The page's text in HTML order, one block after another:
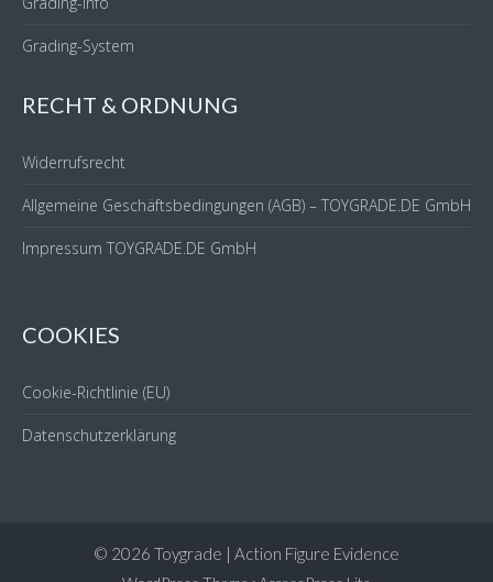
Grading-System
RECHT & ORDNUNG
Widerrufsrecht
Allgemeine Geschäftsbedingungen (AGB) – TOYGRADE.DE GmbH
Impressum TOYGRADE.DE GmbH
COOKIES
Cookie-Richtlinie (EU)
Datenschutzerklärung
© 2026 Toygrade | Action Figure Evidence